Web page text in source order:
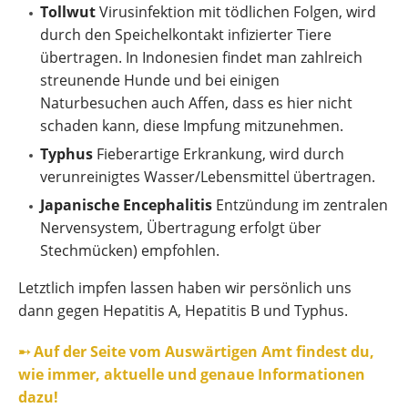
TollwutVirusinfektion mit tödlichen Folgen, wird
durch den Speichelkontakt infizierter Tiere
übertragen. In Indonesien findet man zahlreich
streunende Hunde und bei einigen
Naturbesuchen auch Affen, dass es hier nicht
schaden kann, diese Impfung mitzunehmen.
Typhus Fieberartige Erkrankung, wird durch
verunreinigtes Wasser/Lebensmittel übertragen.
Japanische Encephalitis Entzündung im zentralen
Nervensystem, Übertragung erfolgt über
Stechmücken) empfohlen.
Letztlich impfen lassen haben wir persönlich uns
dann gegen Hepatitis A, Hepatitis B und Typhus.
➸ Auf der Seite vom Auswärtigen Amt findest du,
wie immer, aktuelle und genaue Informationen
dazu!